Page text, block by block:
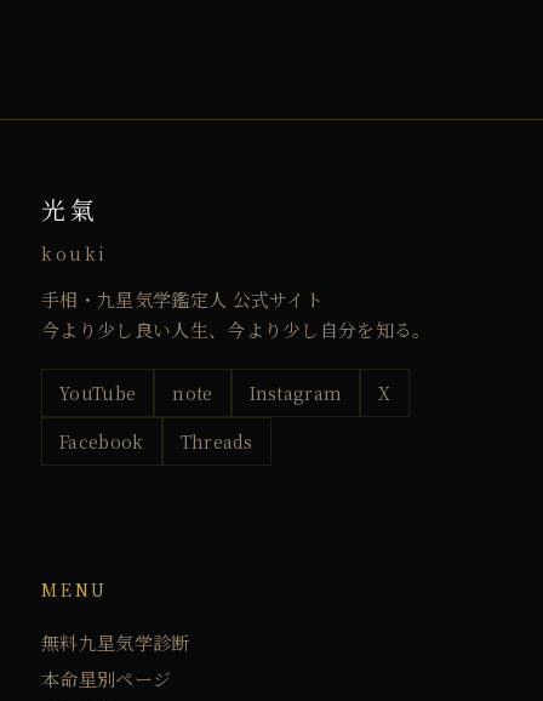
光氣
kouki
手相・九星気学鑑定人 公式サイト
今より少し良い人生、今より少し自分を知る。
YouTube note Instagram
X
Facebook
Threads
MENU
無料九星気学診断
本命星別ページ